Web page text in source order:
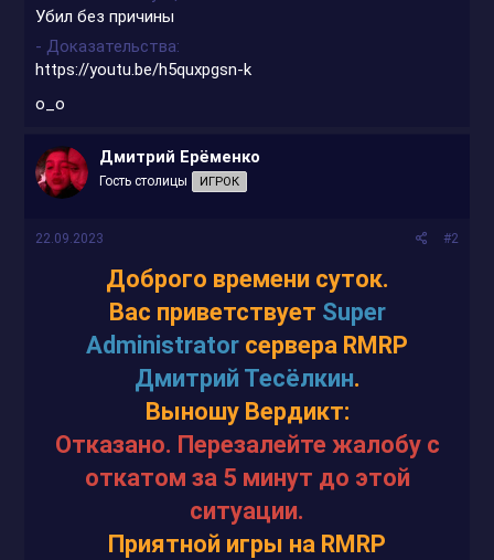
Убил без причины
- Доказательства
https://youtu.be/h5quxpgsn-k
о_о
Дмитрий Ерёменко
Гость столицы ИГРОК
22.09.2023 #2
Доброго времени суток.
Вас приветствует Super
Administrator сервера RMRP
Дмитрий Тесёлкин.
Выношу Вердикт:
Отказано. Перезалейте жалобу с
откатом за 5 минут до этой
ситуации.
Приятной игры на RMRP